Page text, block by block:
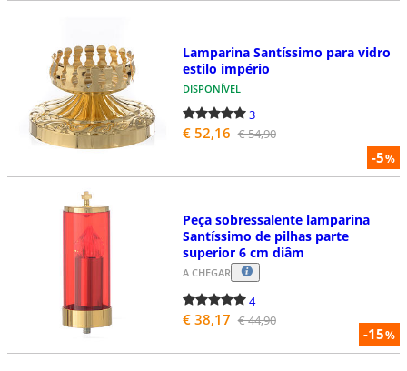
-5%
Lamparina Santíssimo para vidro
estilo império
DISPONÍVEL
3
€ 52,16 € 54,90
-15%
Peça sobressalente lamparina
Santíssimo de pilhas parte
superior 6 cm diâm
A CHEGAR
4
€ 38,17 € 44,90